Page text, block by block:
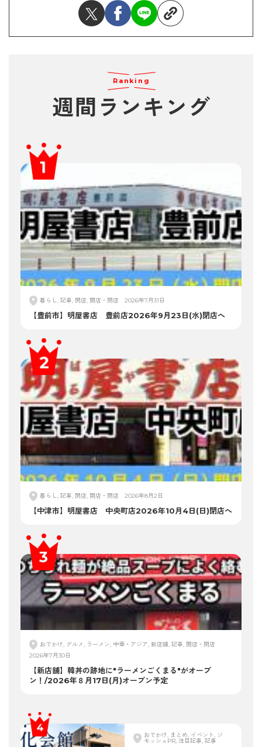
Ranking
週間ランキング
暮らし, 記事, 閉店, 開店・閉店 2026年7月31日
【豊前市】明屋書店 豊前店2026年9月23日(水)閉店へ
暮らし, 記事, 閉店, 開店・閉店 2026年8月2日
【中津市】明屋書店 中央町店2026年10月4日(日)閉店へ
おでかけ, グルメ, ラーメン, 中華・アジア, 新店舗, 記事, 開店・閉店
2026年7月30日
【新店舗】韓丼の跡地に"ラーメンごくまる"がオープ
ン！/2026年８月17日(月)オープン予定
おでかけ, まとめ, イベント, ジ
モッシュPR, 注目記事, 記事